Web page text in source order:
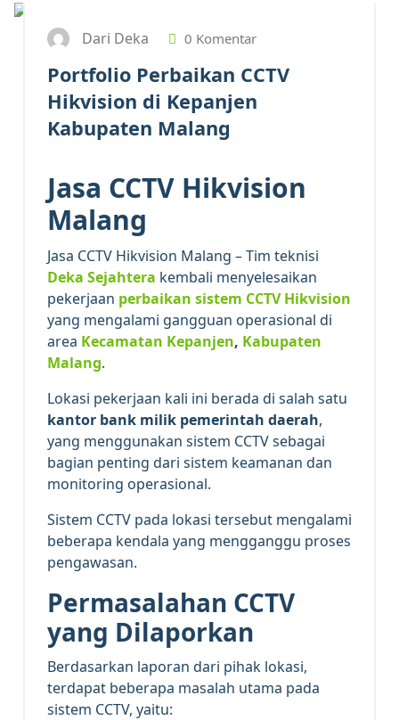
Dari Deka 0 Komentar
Portfolio Perbaikan CCTV
Hikvision di Kepanjen
Kabupaten Malang
Jasa CCTV Hikvision
Malang
Jasa CCTV Hikvision Malang – Tim teknisi
Deka Sejahtera kembali menyelesaikan
pekerjaan perbaikan sistem CCTV Hikvision
yang mengalami gangguan operasional di
area Kecamatan Kepanjen, Kabupaten
Malang.
Lokasi pekerjaan kali ini berada di salah satu
kantor bank milik pemerintah daerah,
yang menggunakan sistem CCTV sebagai
bagian penting dari sistem keamanan dan
monitoring operasional.
Sistem CCTV pada lokasi tersebut mengalami
beberapa kendala yang mengganggu proses
pengawasan.
Permasalahan CCTV
yang Dilaporkan
Berdasarkan laporan dari pihak lokasi,
terdapat beberapa masalah utama pada
sistem CCTV, yaitu: